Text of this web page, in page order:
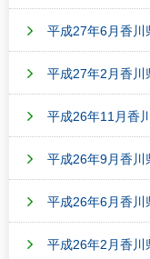
平成27年6月香
平成27年2月香
平成26年11月香
平成26年9月香
平成26年6月香
平成26年2月香